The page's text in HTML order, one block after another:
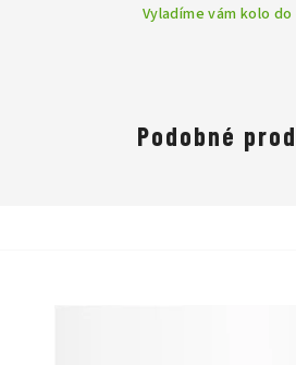
Vyladíme vám kolo
Podobné